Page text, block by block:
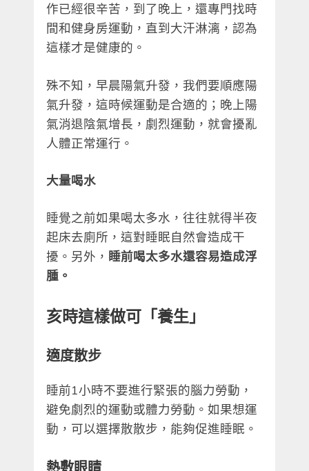
作已經很辛苦，到了晚上，還專門找時
間和健身房運動，直到大汗淋漓，認為
這樣才是健康的。
殊不知，早晨陽氣升發，我們要順應陽
氣升發，這時候運動是合適的；晚上陽
氣消退陰氣增長，劇烈運動，就會擾亂
人體正常運行。
大量喝水
睡覺之前如果喝太多水，往往就得半夜
起床去廁所，這對睡眠自然會造成干
擾。另外， 睡前喝太多水還容易造成浮
腫。
亥時這樣做可「養生」
適度散步
睡前1小時不要進行緊張的腦力勞動，
避免劇烈的運動或體力勞動。如果想運
動，可以選擇散散步，能夠促進睡眠。
熱敷眼睛